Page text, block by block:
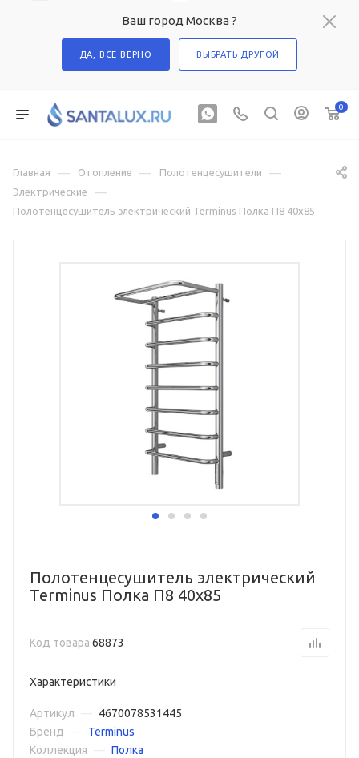
Ваш город Москва ?
ДА, ВСЕ ВЕРНО ВЫБРАТЬ ДРУГОЙ
0
Главная — Отопление — Полотенцесушители —
Электрические —
Полотенцесушитель электрический Terminus Полка П8 40х85
Полотенцесушитель электрический
Terminus Полка П8 40х85
Код товара 68873
Характеристики
Артикул
4670078531445
Бренд
Terminus
Коллекция
Полка